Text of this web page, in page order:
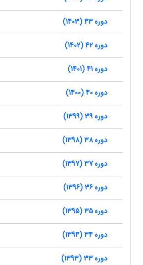
دوره 43 (1403)
دوره 42 (1402)
دوره 41 (1401)
دوره 40 (1400)
دوره 39 (1399)
دوره 38 (1398)
دوره 37 (1397)
دوره 36 (1396)
دوره 35 (1395)
دوره 34 (1394)
دوره 33 (1393)